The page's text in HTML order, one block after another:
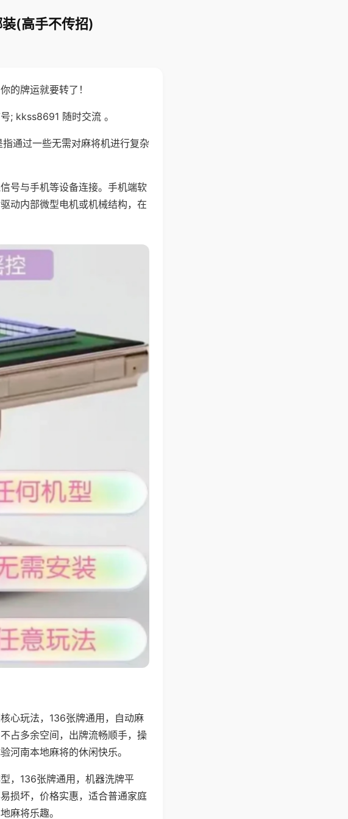
(高手不传招)
的牌运就要转了！
; kkss8691 随时交流 。
通过一些无需对麻将机进行复杂
号与手机等设备连接。手机端软
动内部微型电机或机械结构，在
心玩法，136张牌通用，自动麻
占多余空间，出牌流畅顺手，操
河南本地麻将的休闲快乐。
，136张牌通用，机器洗牌平
损坏，价格实惠，适合普通家庭
麻将乐趣。